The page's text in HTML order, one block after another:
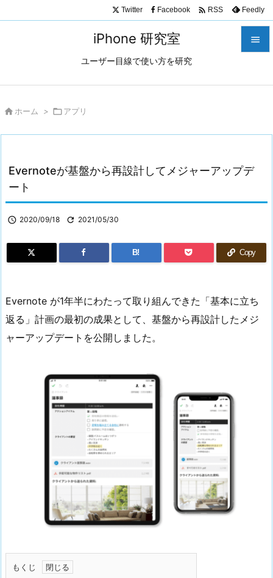
iPhone 研究室
ユーザー目線で使い方を研究

次へ
検索
Twitter Facebook  RSS Feedly
 ホーム > アプリ
Evernoteが基盤から再設計してメジャーアップデ
ート
 2020/09/18  2021/05/30
B! Copy
Evernote が1年半にわたって取り組んできた「基本に立ち
返る」計画の最初の成果として、基盤から再設計したメジ
ャーアップデートを公開しました。
もくじ